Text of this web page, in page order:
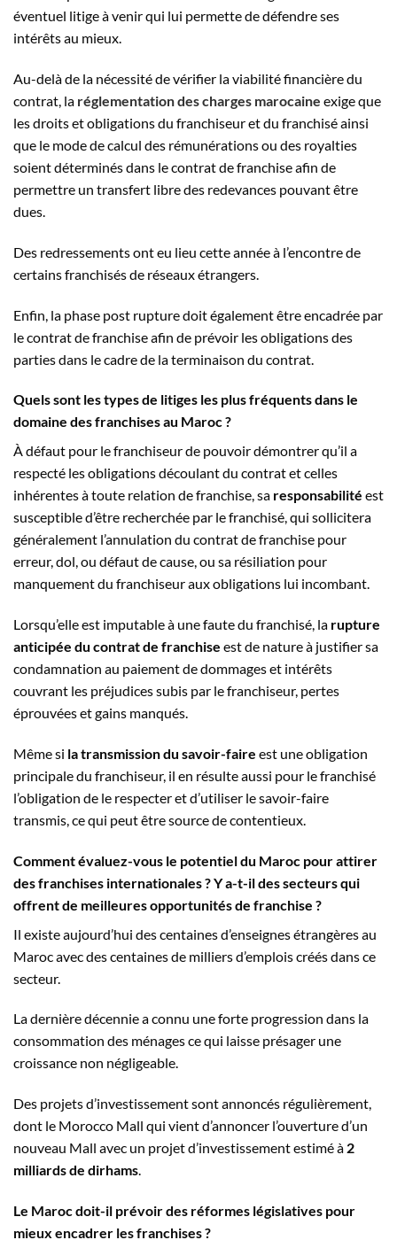
éventuel litige à venir qui lui permette de défendre ses
intérêts au mieux.
Au-delà de la nécessité de vérifier la viabilité financière du
contrat, la réglementation des charges marocaine exige que
les droits et obligations du franchiseur et du franchisé ainsi
que le mode de calcul des rémunérations ou des royalties
soient déterminés dans le contrat de franchise afin de
permettre un transfert libre des redevances pouvant être
dues.
Des redressements ont eu lieu cette année à l’encontre de
certains franchisés de réseaux étrangers.
Enfin, la phase post rupture doit également être encadrée par
le contrat de franchise afin de prévoir les obligations des
parties dans le cadre de la terminaison du contrat.
Quels sont les types de litiges les plus fréquents dans le
domaine des franchises au Maroc ?
À défaut pour le franchiseur de pouvoir démontrer qu’il a
respecté les obligations découlant du contrat et celles
inhérentes à toute relation de franchise, sa responsabilité est
susceptible d’être recherchée par le franchisé, qui sollicitera
généralement l’annulation du contrat de franchise pour
erreur, dol, ou défaut de cause, ou sa résiliation pour
manquement du franchiseur aux obligations lui incombant.
Lorsqu’elle est imputable à une faute du franchisé, la rupture
anticipée du contrat de franchise est de nature à justifier sa
condamnation au paiement de dommages et intérêts
couvrant les préjudices subis par le franchiseur, pertes
éprouvées et gains manqués.
Même si la transmission du savoir-faire est une obligation
principale du franchiseur, il en résulte aussi pour le franchisé
l’obligation de le respecter et d’utiliser le savoir-faire
transmis, ce qui peut être source de contentieux.
Comment évaluez-vous le potentiel du Maroc pour attirer
des franchises internationales ? Y a-t-il des secteurs qui
offrent de meilleures opportunités de franchise ?
Il existe aujourd’hui des centaines d’enseignes étrangères au
Maroc avec des centaines de milliers d’emplois créés dans ce
secteur.
La dernière décennie a connu une forte progression dans la
consommation des ménages ce qui laisse présager une
croissance non négligeable.
Des projets d’investissement sont annoncés régulièrement,
dont le Morocco Mall qui vient d’annoncer l’ouverture d’un
nouveau Mall avec un projet d’investissement estimé à 2
milliards de dirhams.
Le Maroc doit-il prévoir des réformes législatives pour
mieux encadrer les franchises ?